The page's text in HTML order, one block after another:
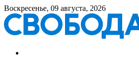
Воскресенье, 09 августа, 2026